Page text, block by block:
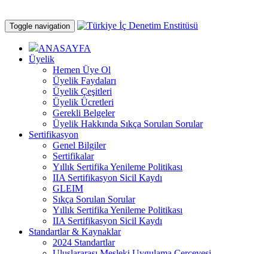
Toggle navigation
ANASAYFA
Üyelik
Hemen Üye Ol
Üyelik Faydaları
Üyelik Çeşitleri
Üyelik Ücretleri
Gerekli Belgeler
Üyelik Hakkında Sıkça Sorulan Sorular
Sertifikasyon
Genel Bilgiler
Sertifikalar
Yıllık Sertifika Yenileme Politikası
IIA Sertifikasyon Sicil Kaydı
GLEIM
Sıkça Sorulan Sorular
Yıllık Sertifika Yenileme Politikası
IIA Sertifikasyon Sicil Kaydı
Standartlar & Kaynaklar
2024 Standartlar